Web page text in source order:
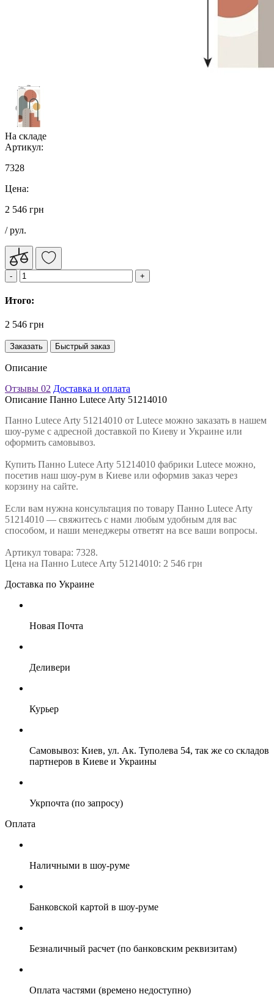
На складе
Артикул:
7328
Цена:
2 546 грн
/ рул.
Итого:
2 546 грн
Заказать Быстрый заказ
Описание
Отзывы 02 Доставка и оплата
Описание Панно Lutece Arty 51214010
Панно Lutece Arty 51214010 от Lutece можно заказать в нашем
шоу-руме с адресной доставкой по Киеву и Украине или
оформить самовывоз.
Купить Панно Lutece Arty 51214010 фабрики Lutece можно,
посетив наш шоу-рум в Киеве или оформив заказ через
корзину на сайте.
Если вам нужна консультация по товару Панно Lutece Arty
51214010 — свяжитесь с нами любым удобным для вас
способом, и наши менеджеры ответят на все ваши вопросы.
Артикул товара: 7328.
Цена на Панно Lutece Arty 51214010: 2 546 грн
Доставка по Украине
Новая Почта
Деливери
Курьер
Самовывоз: Киев, ул. Ак. Туполева 54, так же со складов
партнеров в Киеве и Украины
Укрпочта (по запросу)
Оплата
Наличными в шоу-руме
Банковской картой в шоу-руме
Безналичный расчет (по банковским реквизитам)
Оплата частями (времено недоступно)